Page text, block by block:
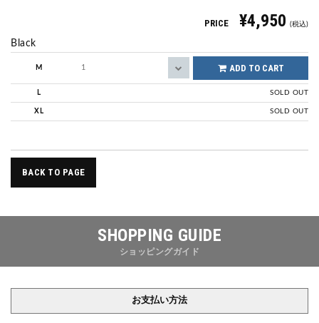
PRICE ¥4,950 (税込)
Black
M ADD TO CART
L SOLD OUT
XL SOLD OUT
BACK TO PAGE
SHOPPING GUIDE
ショッピングガイド
お支払い方法